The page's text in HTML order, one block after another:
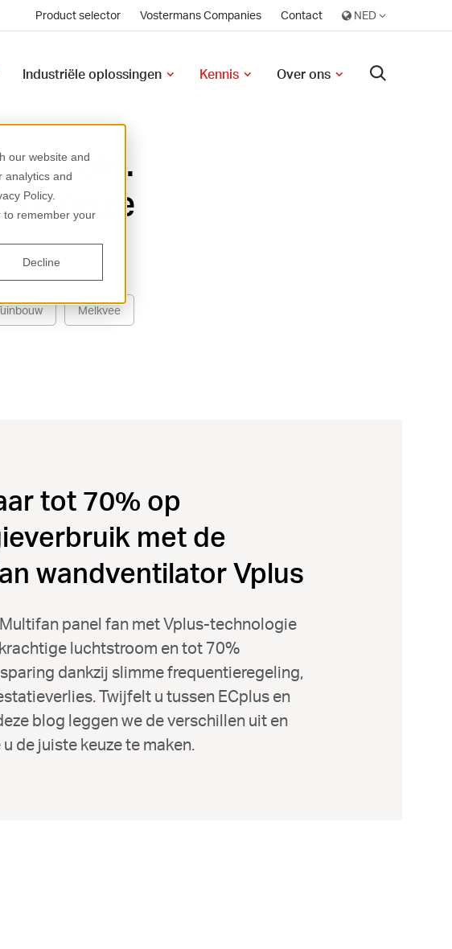
our website and
analytics and
Policy.
to remember your
Decline
Product selector Vostermans Companies Contact
Industriële oplossingen Kennis Over ons
in air'.
onze
Melkvee
tot 70% op
met de
wandventilator Vplus
panel fan met Vplus-technologie
luchtstroom en tot 70%
dankzij slimme frequentieregeling,
Twijfelt u tussen ECplus en
blog leggen we de verschillen uit en
de juiste keuze te maken.